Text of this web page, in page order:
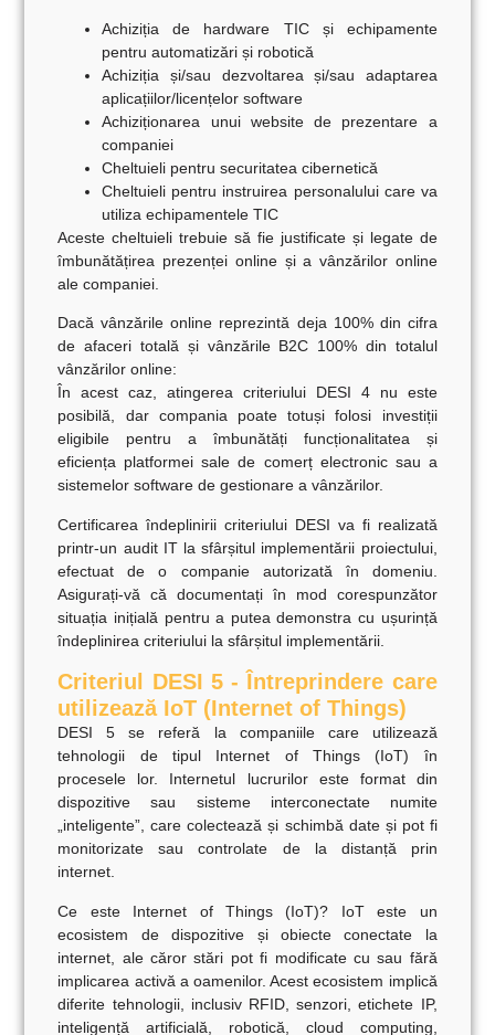
Achiziția de hardware TIC și echipamente
pentru automatizări și robotică
Achiziția și/sau dezvoltarea și/sau adaptarea
aplicațiilor/licențelor software
Achiziționarea unui website de prezentare a
companiei
Cheltuieli pentru securitatea cibernetică
Cheltuieli pentru instruirea personalului care va
utiliza echipamentele TIC
Aceste cheltuieli trebuie să fie justificate și legate de
îmbunătățirea prezenței online și a vânzărilor online
ale companiei.
Dacă vânzările online reprezintă deja 100% din cifra
de afaceri totală și vânzările B2C 100% din totalul
vânzărilor online:
În acest caz,atingerea criteriului DESI 4 nu este
posibilă, dar compania poate totuși folosi investiții
eligibile pentru a îmbunătăți funcționalitatea și
eficiența platformei sale de comerț electronic sau a
sistemelor software de gestionare a vânzărilor.
Certificarea îndeplinirii criteriului DESI va fi realizată
printr-un audit IT la sfârșitul implementării proiectului,
efectuat de o companie autorizată în domeniu.
Asigurați-vă că documentați în mod corespunzător
situația inițială pentru a putea demonstra cu ușurință
îndeplinirea criteriului la sfârșitul implementării.
Criteriul DESI 5 - Întreprindere care
utilizează IoT (Internet of Things)
DESI 5 se referă la companiile care utilizează
tehnologii de tipul Internet of Things (IoT) în
procesele lor. Internetul lucrurilor este format din
dispozitive sau sisteme interconectate numite
„inteligente”, care colectează și schimbă date și pot fi
monitorizate sau controlate de la distanță prin
internet.
Ce este Internet of Things (IoT)? IoT este un
ecosistem de dispozitive și obiecte conectate la
internet, ale căror stări pot fi modificate cu sau fără
implicarea activă a oamenilor. Acest ecosistem implică
diferite tehnologii, inclusiv RFID, senzori, etichete IP,
inteligență artificială, robotică, cloud computing,